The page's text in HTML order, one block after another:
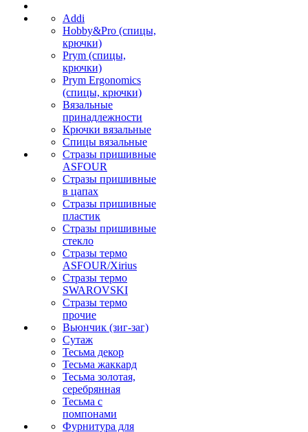
Addi
Hobby&Pro (спицы,
крючки)
Prym (спицы,
крючки)
Prym Ergonomics
(спицы, крючки)
Вязальные
принадлежности
Крючки вязальные
Спицы вязальные
Стразы пришивные
ASFOUR
Стразы пришивные
в цапах
Стразы пришивные
пластик
Стразы пришивные
стекло
Стразы термо
ASFOUR/Xirius
Стразы термо
SWAROVSKI
Стразы термо
прочие
Вьюнчик (зиг-заг)
Сутаж
Тесьма декор
Тесьма жаккард
Тесьма золотая,
серебрянная
Тесьма с
помпонами
Фурнитура для